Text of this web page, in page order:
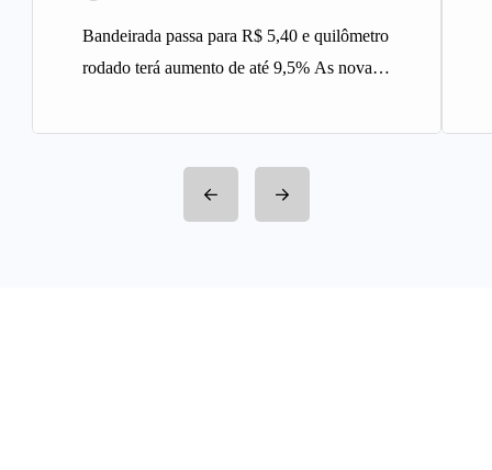
Bandeirada passa para R$ 5,40 e quilômetro
rodado terá aumento de até 9,5% As novas